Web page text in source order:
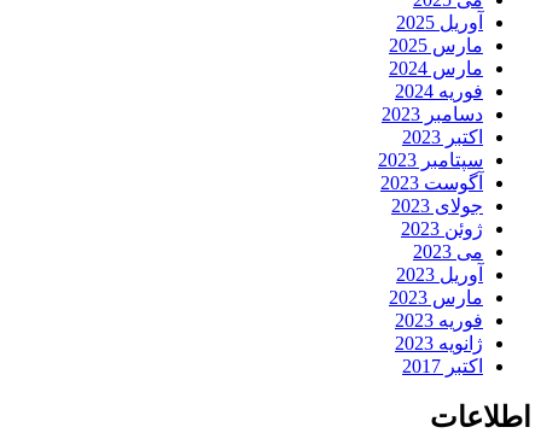
آوریل 2025
مارس 2025
مارس 2024
فوریه 2024
دسامبر 2023
اکتبر 2023
سپتامبر 2023
آگوست 2023
جولای 2023
ژوئن 2023
می 2023
آوریل 2023
مارس 2023
فوریه 2023
ژانویه 2023
اکتبر 2017
اطلاعات